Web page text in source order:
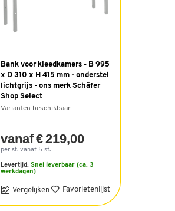
Bank voor kleedkamers - B 995
x D 310 x H 415 mm - onderstel
lichtgrijs - ons merk Schäfer
Shop Select
Varianten beschikbaar
vanaf € 219,00
per st. vanaf 5 st.
Levertijd: Snel leverbaar (ca. 3
werkdagen)
Vergelijken Favorietenlijst